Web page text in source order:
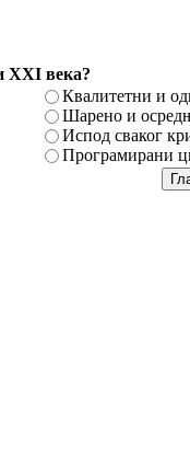
XXI века?
Квалитетни и
Шарено и
Испод сваког
Програмирани